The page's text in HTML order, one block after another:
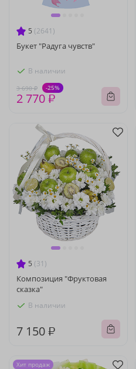
5 (2641)
Букет "Радуга чувств"
В наличии
3 690 ₽ -25%
2 770 ₽
5 (31)
Композиция "Фруктовая
сказка"
В наличии
7 150 ₽
Хит продаж